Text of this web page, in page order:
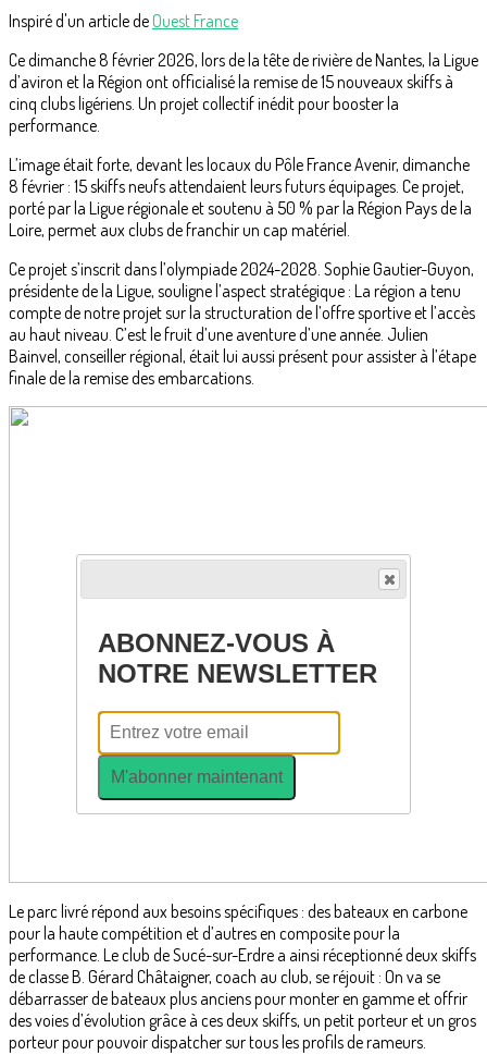
Inspiré d'un article deOuest France
Ce dimanche 8 février 2026, lors de la tête de rivière de Nantes, la Ligue
d’aviron et la Région ont officialisé la remise de 15 nouveaux skiffs à
cinq clubs ligériens. Un projet collectif inédit pour booster la
performance.
L’image était forte, devant les locaux du Pôle France Avenir, dimanche
8 février : 15 skiffs neufs attendaient leurs futurs équipages. Ce projet,
porté par la Ligue régionale et soutenu à 50 % par la Région Pays de la
Loire, permet aux clubs de franchir un cap matériel.
Ce projet s’inscrit dans l’olympiade 2024-2028. Sophie Gautier-Guyon,
présidente de la Ligue, souligne l’aspect stratégique : La région a tenu
compte de notre projet sur la structuration de l’offre sportive et l’accès
au haut niveau. C’est le fruit d’une aventure d’une année. Julien
Bainvel, conseiller régional, était lui aussi présent pour assister à l’étape
finale de la remise des embarcations.
Le parc livré répond aux besoins spécifiques : des bateaux en carbone
pour la haute compétition et d’autres en composite pour la
performance. Le club de Sucé-sur-Erdre a ainsi réceptionné deux skiffs
de classe B. Gérard Châtaigner, coach au club, se réjouit : On va se
débarrasser de bateaux plus anciens pour monter en gamme et offrir
des voies d’évolution grâce à ces deux skiffs, un petit porteur et un gros
porteur pour pouvoir dispatcher sur tous les profils de rameurs.
ABONNEZ-VOUS À
NOTRE NEWSLETTER
M'abonner maintenant